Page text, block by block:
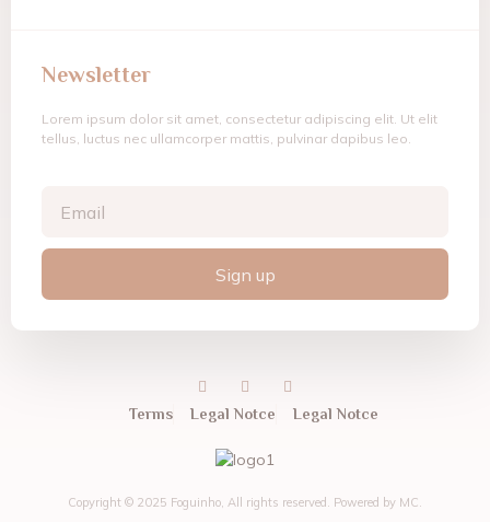
Newsletter
Lorem ipsum dolor sit amet, consectetur adipiscing elit. Ut elit
tellus, luctus nec ullamcorper mattis, pulvinar dapibus leo.
Sign up
Terms Legal Notce Legal Notce
Copyright © 2025 Foguinho, All rights reserved. Powered by MC.